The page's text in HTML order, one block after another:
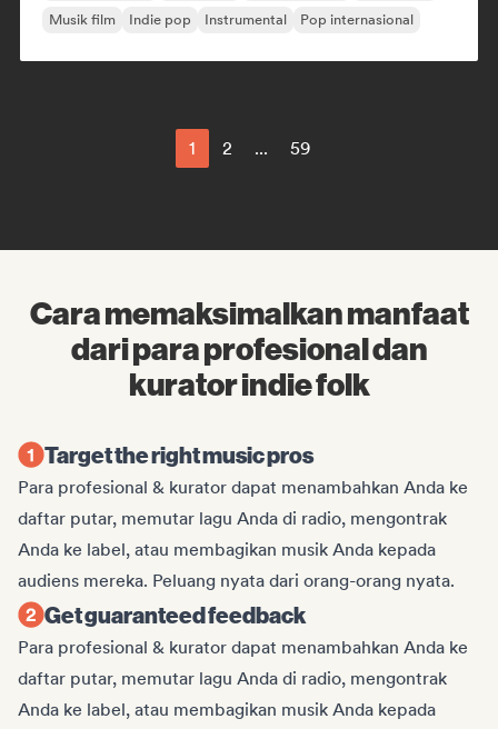
Musik film
Indie pop Instrumental Pop internasional
1 2 ... 59
Cara memaksimalkan manfaat
dari para profesional dan
kurator indie folk
Target the right music pros
Para profesional & kurator dapat menambahkan Anda ke
daftar putar, memutar lagu Anda di radio, mengontrak
Anda ke label, atau membagikan musik Anda kepada
audiens mereka. Peluang nyata dari orang-orang nyata.
Get guaranteed feedback
Para profesional & kurator dapat menambahkan Anda ke
daftar putar, memutar lagu Anda di radio, mengontrak
Anda ke label, atau membagikan musik Anda kepada